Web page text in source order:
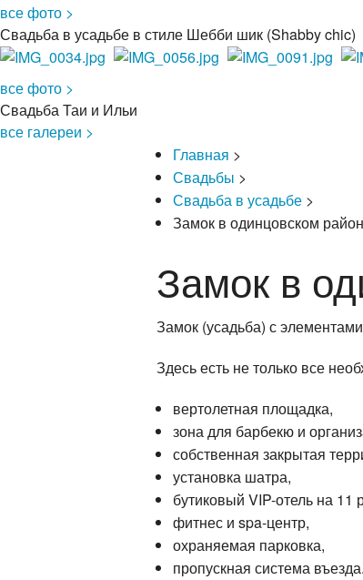
все фото >
Свадьба в усадьбе в стиле Шебби шик (Shabby chic)
все фото >
Свадьба Таи и Ильи
все галереи >
Главная >
Свадьбы >
Свадьба в усадьбе>
Замок в одинцовском
Замок в
Замок (усадьба) с
Здесь есть не только все
вертолетная площадка,
зона для барбекю и
собственная закрытая
установка шатра,
бутиковый VIP-отель на
фитнес и spa-центр,
охраняемая парковка,
пропускная система въезда.